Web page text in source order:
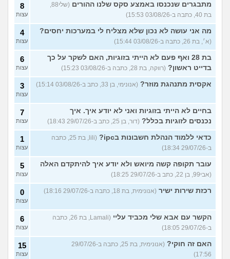
מתבגרים שנכנסו באמצע סקס שלנו ההורים
(שלי88,
בת 40, כתבה ב-03/08/26 15:53)
8
עצות
מה אני עושה לא נכון שלא מצליח לי במערכות יחסים?
(א׳, בת 26, כתבה ב-03/08/26 15:44)
4
עצות
בת 28 ואף פעם לא הייתי בזוגיות, האם לשקר על כך
בדייט ראשון? (רווקה, בת 28, כתבה ב-03/08/26 15:23)
6
עצות
אקסית מתנהגת מוזר? (אנונימי, בן 33, כתב ב-03/08/26 15:14) 3
עצות
בחיים לא הייתי בזוגיות ואני לא יודע איך. איך
נכנסים לזוגיות בכלל? (דור, בן 25, כתב ב-29/07/26 18:43)
7
עצות
כדאי ללמוד הנהלת חשבונות בipc?
(lili, בת 25, כתבה
ב-29/07/26 18:34)
1
עצות
עובר תקופה קשה מיואש ולא יודע איך להיתקדם האלה
(אבי99, בן 22, כתב ב-29/07/26 18:25)
5
עצות
רכזת שירות ישיר (אנונימית, בת 18, כתבה ב-29/07/26 18:16) 0
עצות
הקשר עם אבא שלי מכביד עליי
(Lamali, בת 26, כתבה
ב-29/07/26 18:05)
6
עצות
האם זה חוקי?
(אנונימית, בת 25, כתבה ב-29/07/26
17:56)
15
עצות